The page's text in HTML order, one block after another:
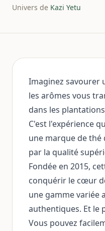
Univers de Kazi Yetu
Imaginez savourer
les arômes vous
dans les
C'est l'expérience
une marque de thé
par la qualité
Fondée en 2015,
conquérir le cœur
une gamme variée
authentiques. Et le
Vous pouvez